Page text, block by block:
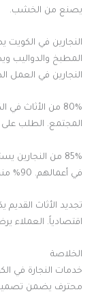
يصنع من الخشب.
النجارين في
المطبخ والدواليب
النجارين في العمل
80% من الأثاث
المجتمع. الطلب على
85% من
في أعمالهم. 90% منهم يعرفون كيفية استخدام الخشب المختلفة.
اقتصادياً. العملاء
الخلاصة
خدمات النجارة في
محترف يضمن